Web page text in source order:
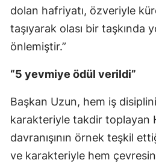
dolan hafriyatı, özveriyle
taşıyarak olası bir taşkında
önlemiştir.”
“5 yevmiye ödül verildi”
Başkan Uzun, hem iş
karakteriyle takdir toplayan
davranışının örnek teşkil
ve karakteriyle hem